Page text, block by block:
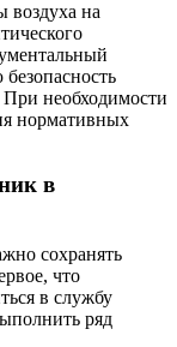
на
необходимости
нормативных
в
сохранять
что
в службу
ряд